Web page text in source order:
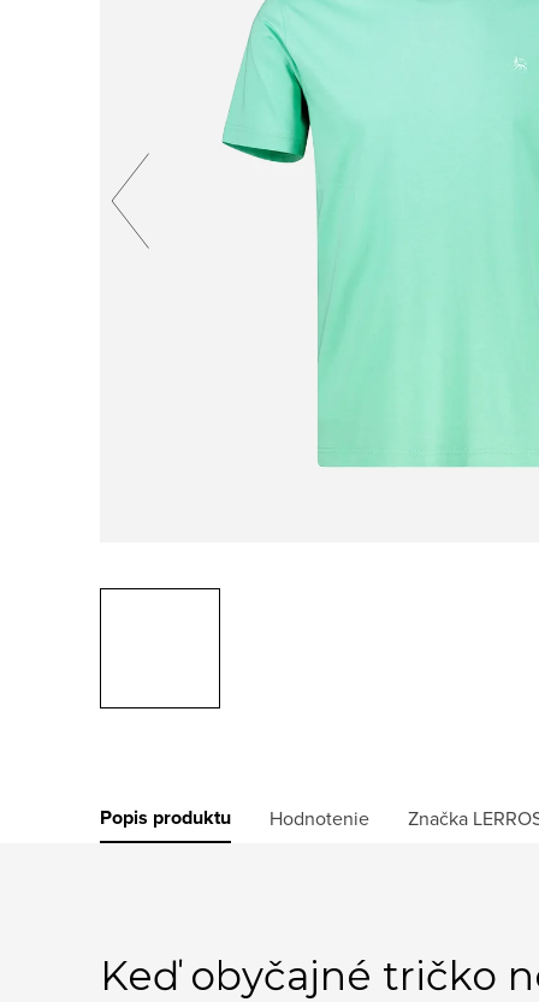
Popis produktu Hodnotenie Značka
Keď obyčajné tričko